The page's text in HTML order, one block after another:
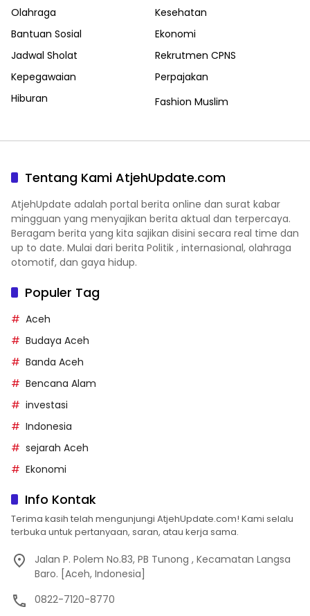
Olahraga
Kesehatan
Bantuan Sosial
Ekonomi
Jadwal Sholat
Rekrutmen CPNS
Kepegawaian
Perpajakan
Hiburan
Fashion Muslim
Tentang Kami AtjehUpdate.com
AtjehUpdate adalah portal berita online dan surat kabar
mingguan yang menyajikan berita aktual dan terpercaya.
Beragam berita yang kita sajikan disini secara real time dan
up to date. Mulai dari berita Politik , internasional, olahraga
otomotif, dan gaya hidup.
Populer Tag
Aceh
Budaya Aceh
Banda Aceh
Bencana Alam
investasi
Indonesia
sejarah Aceh
Ekonomi
Info Kontak
Terima kasih telah mengunjungi AtjehUpdate.com! Kami selalu
terbuka untuk pertanyaan, saran, atau kerja sama.
Jalan P. Polem No.83, PB Tunong , Kecamatan Langsa
Baro. [Aceh, Indonesia]
0822-7120-8770